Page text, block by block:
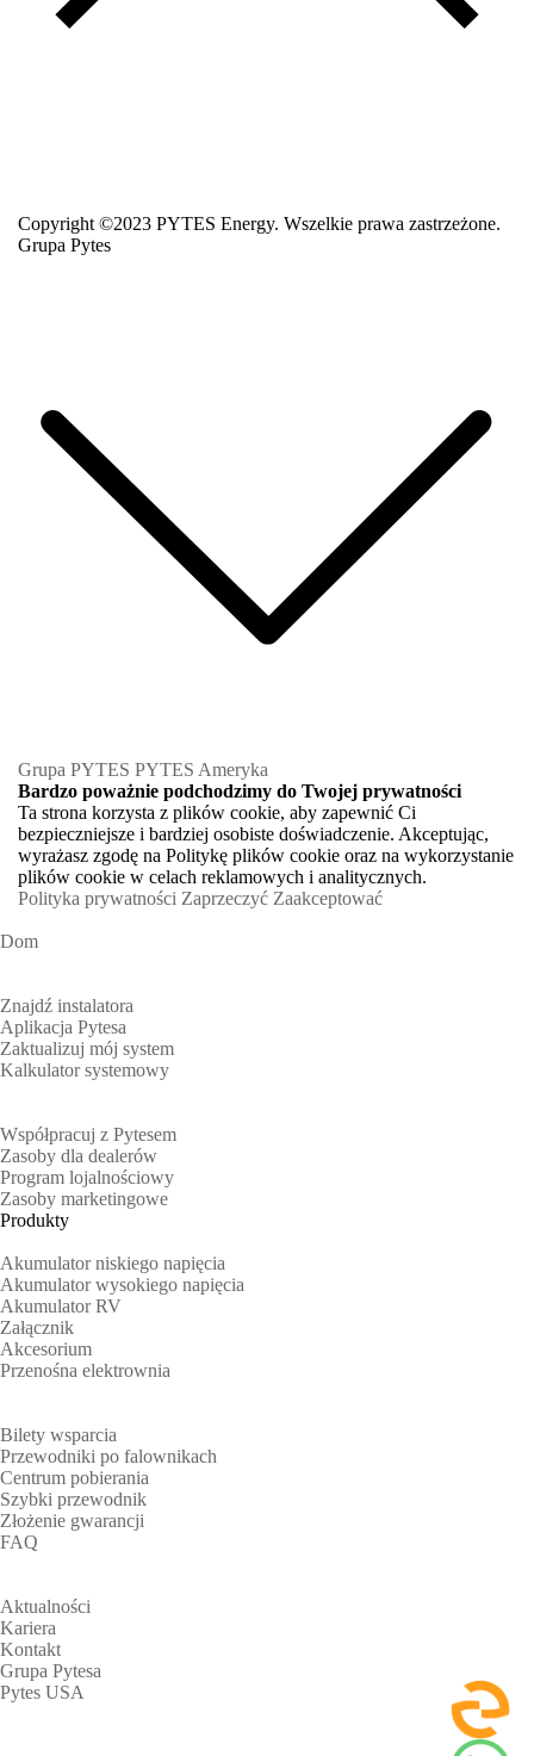
Copyright ©2023 PYTES Energy. Wszelkie prawa zastrzeżone.
Grupa Pytes
Grupa PYTES PYTES Ameryka
Bardzo poważnie podchodzimy do Twojej prywatności
Ta strona korzysta z plików cookie, aby zapewnić Ci
bezpieczniejsze i bardziej osobiste doświadczenie. Akceptując,
wyrażasz zgodę na Politykę plików cookie oraz na wykorzystanie
plików cookie w celach reklamowych i analitycznych.
Polityka prywatności Zaprzeczyć Zaakceptować
Dom
Znajdź instalatora
Aplikacja Pytesa
Zaktualizuj mój system
Kalkulator systemowy
Współpracuj z Pytesem
Zasoby dla dealerów
Program lojalnościowy
Zasoby marketingowe
Produkty
Akumulator niskiego napięcia
Akumulator wysokiego napięcia
Akumulator RV
Załącznik
Akcesorium
Przenośna elektrownia
Bilety wsparcia
Przewodniki po falownikach
Centrum pobierania
Szybki przewodnik
Złożenie gwarancji
FAQ
Aktualności
Kariera
Kontakt
Grupa Pytesa
Pytes USA